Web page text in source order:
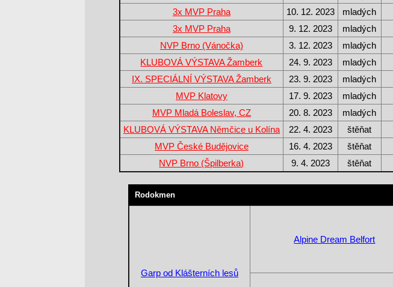
3x MVP Praha
10. 12. 2023 mladých
3x MVP Praha
9. 12. 2023 mladých
NVP Brno (Vánočka)
3. 12. 2023 mladých
KLUBOVÁ VÝSTAVA Žamberk
24. 9. 2023 mladých
IX. SPECIÁLNÍ VÝSTAVA Žamberk
23. 9. 2023 mladých
MVP Klatovy
17. 9. 2023 mladých
MVP Mladá Boleslav, CZ
20. 8. 2023 mladých
KLUBOVÁ VÝSTAVA Němčice u Kolína
22. 4. 2023 štěňat
MVP České Budějovice
16. 4. 2023 štěňat
NVP Brno (Špilberka)
9. 4. 2023 štěňat
Rodokmen
Garp od Klášterních lesů
Alpine Dream Belfort